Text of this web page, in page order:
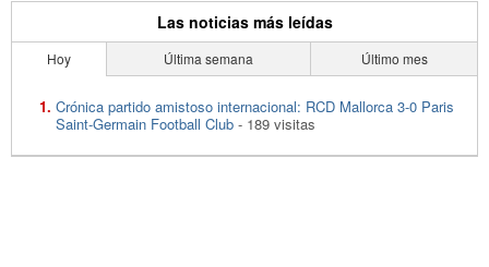
Las noticias más leídas
Hoy Última semana Último mes
Crónica partido amistoso internacional: RCD Mallorca 3-0 Paris
Saint-Germain Football Club - 189 visitas